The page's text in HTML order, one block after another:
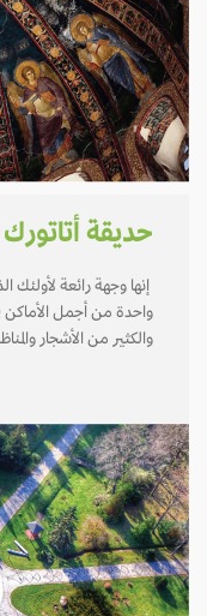
حديقة أتاتورك
إنها وجهة رائعة لأولئك
واحدة من أجمل الأماكن
والكثير من الأشجار